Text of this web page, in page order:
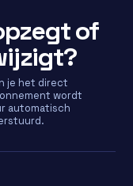
of
je het direct
wordt
automatisch